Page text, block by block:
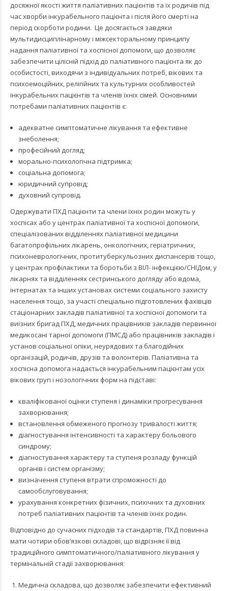
досяжної якості життя паліативних пацієнтів та їх родичів під
час хворби інкурабельного пацієнта і після його смерті на
період скорботи родини. Це досягається завдяки
мультидисциплінарному і міжсекторальному принципу
надання паліативної та хоспісної допомоги, що дозволяє
забезпечити цілісній підхід до паліативного пацієнта як до
особистості, виходячи з індивідуальних потреб, вікових та
психоемоційних, релігійних та культурних особливостей
інкурабельних пацієнтів та членів їхніх сімей. Основними
потребами паліативних пацієнтів є:
адекватне симптоматичне лікування та ефективне
знеболення;
професійний догляд;
морально-психологічна підтримка;
соціальна допомога;
юридичний супровід;
духовний супровід.
Одержувати ПХД пацієнти та члени їхніх родин можуть у
хоспісах або у центрах паліативної та хоспісної допомоги,
спеціалізованих відділеннях паліативної медицини
багатопрофільних лікарень, онкологічних, геріатричних,
психоневрологічних, протитуберкульозних диспансерів тощо,
у центрах профілактики та боротьби з ВІЛ- інфекцією/СНІДом, у
лікарнях та відділеннях сестринського догляду або вдома,
інтернатах та інших установах системи соціального захисту
населення тощо, за участі спеціально підготовлених фахівців
стаціонарних закладів паліативної та хоспісної допомоги та
виїзних бригад ПХД, медичних працівників закладів первинної
медикосані тарної допомоги (ПМСД) або працівників закладів і
установ соціальної опіки, неурядових та благодійних
організацій, родичів, друзів та волонтерів. Паліативна та
хоспісна допомога надається інкурабельним пацієнтам усіх
вікових груп і нозологічних форм на підставі:
кваліфікованої оцінки ступеня і динаміки прогресування
захворювання;
встановлення обмеженого прогнозу тривалості життя;
діагностування інтенсивності та характеру больового
синдрому;
діагностування характеру та ступеня розладу функцій
органів і систем організму;
визначення ступеня втрати спроможності до
самообслуговування;
урахування конкретних фізичних, психічних та духовних
потреб паліативних пацієнтів та членів їхніх родин.
Відповідно до сучасних підходів та стандартів, ПХД повинна
мати чотири обов’язкові складові, що відрізняє її від
традиційного симптоматичного/паліативного лікування у
термінальній стадії захворювання:
Медична складова, що дозволяє забезпечити ефективний